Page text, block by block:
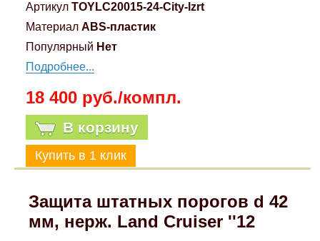
Артикул TOYLC20015-24-City-lzrt
Материал ABS-пластик
Популярный Нет
Подробнее...
18 400 руб./компл.
В корзину
Защита штатных порогов d 42
мм, нерж. Land Cruiser ''12